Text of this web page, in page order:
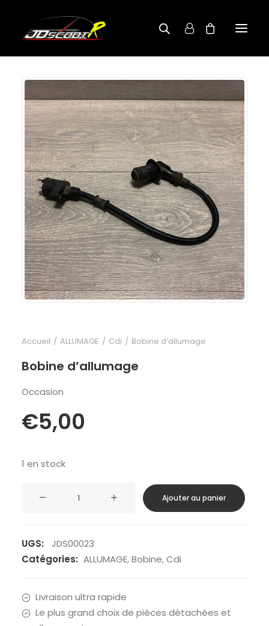
A PROPOS
BOUTIQUE
RECHERCHE PAR MODÈLE
CONTACT
Accueil ALLUMAGE Cdi Bobine d’allumage
Bobine d’allumage
Occasion
€5,00
1 en stock
Ajouter au panier
UGS:
JDS00023
Catégories: ALLUMAGE,Bobine,Cdi
Livraison ultra rapide
Le plus grand choix de pièces détachées et